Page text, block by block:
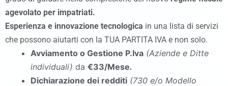
agevolato per impatriati.
Esperienza e innovazione tecnologica in una lista di servizi
che possono aiutarti con la TUA PARTITA IVA e non solo.
Avviamento o Gestione P.Iva (Aziende e Ditte
individuali) da €33/Mese.
Dichiarazione dei redditi (730 e/o Modello